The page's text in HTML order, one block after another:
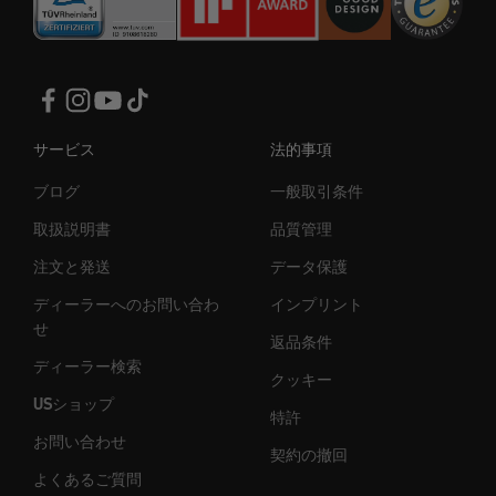
サービス
ブログ
取扱説明書
注文と発送
ディーラーへのお問い合わ
せ
ディーラー検索
USショップ
お問い合わせ
よくあるご質問
法的事項
一般取引条件
品質管理
データ保護
インプリント
返品条件
クッキー
特許
契約の撤回